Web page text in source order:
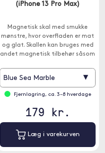
(iPhone 13 Pro Max)
Magnetisk skal med smukke
mønstre, hvor overfladen er mat
og glat. Skallen kan bruges med
andet magnetisk tilbehør såsom
Blue Sea Marble ▾
Fjernlagring, ca. 3-8 hverdage
179 kr.
Læg i varekurven